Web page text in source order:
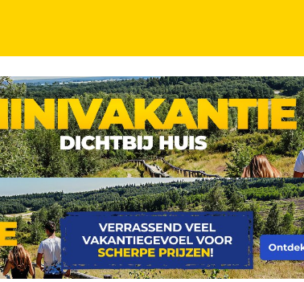
Heuvelland nabij het